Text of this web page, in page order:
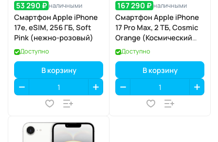
53 290 ₽ наличными
Смартфон Apple iPhone
17e, eSIM, 256 ГБ, Soft
Pink (нежно-розовый)
Доступно
В корзину
167 290 ₽ наличными
Смартфон Apple iPhone
17 Pro Max, 2 ТБ, Cosmic
Orange (Космический
оранжевый) SIM+eSIM
Доступно
В корзину